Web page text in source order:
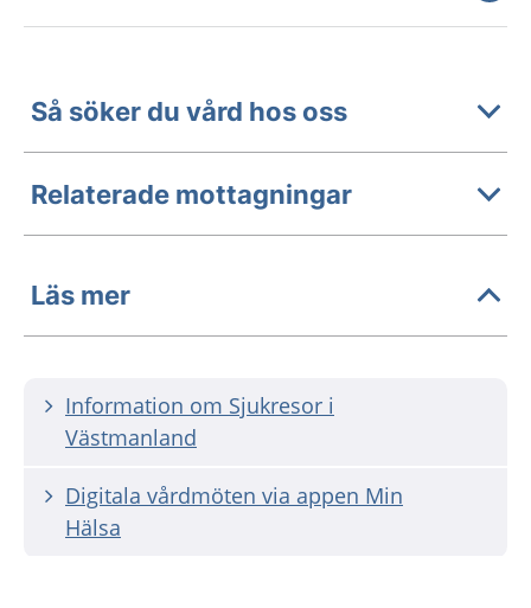
Så söker du vård hos oss
Relaterade mottagningar
Läs mer
Information om Sjukresor i
Västmanland
Digitala vårdmöten via appen Min
Hälsa